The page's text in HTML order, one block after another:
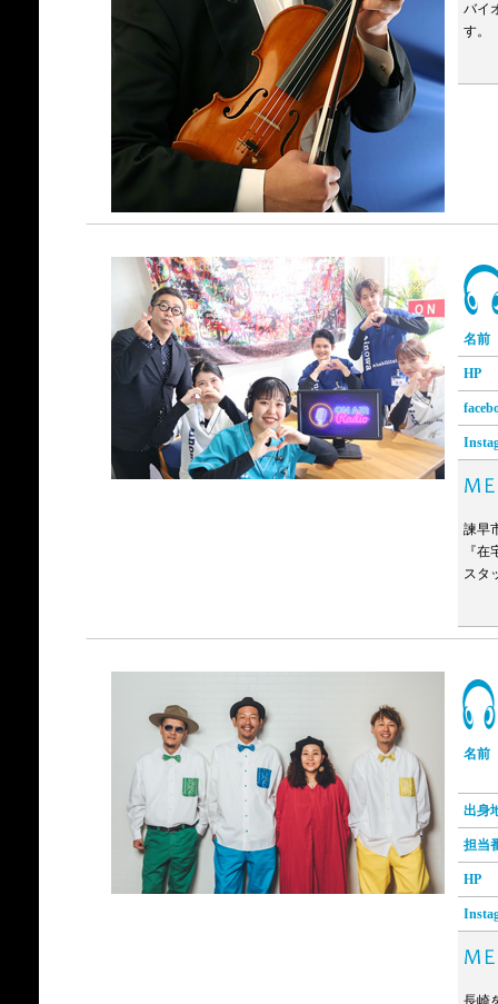
バイ
す。
名前
HP
諫早
『
スタ
名前
出身
担当
HP
長崎